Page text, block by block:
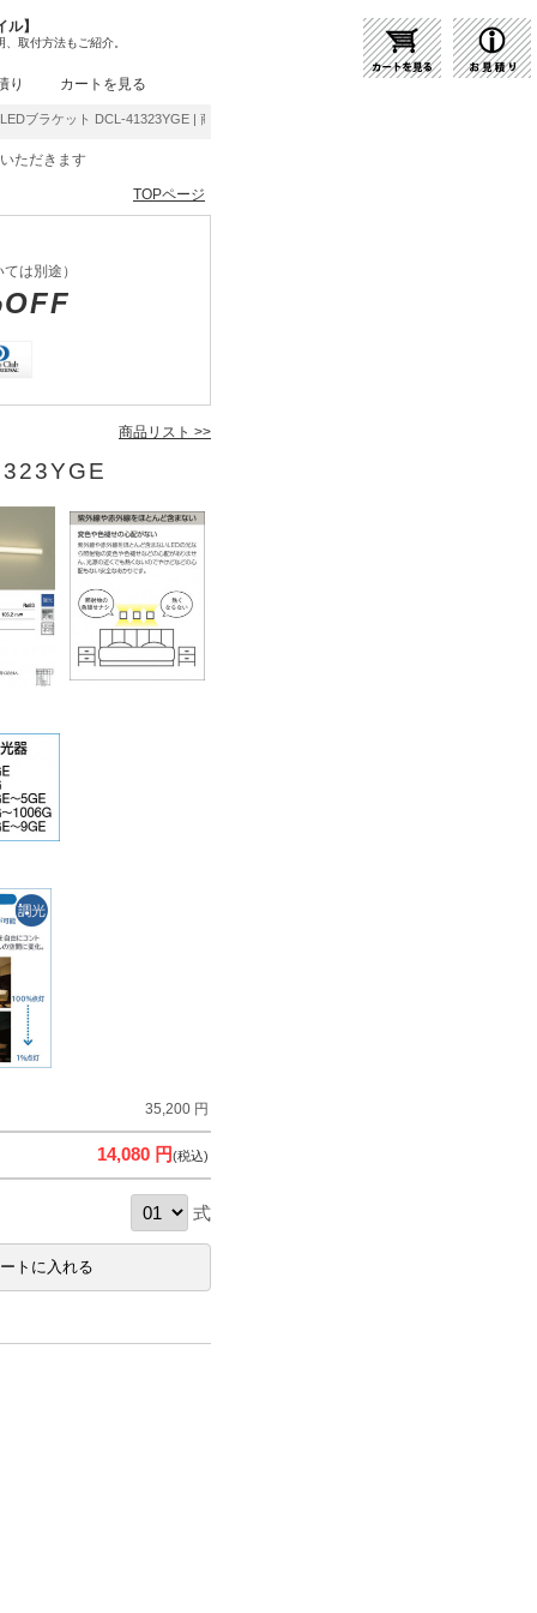
】
取付方法もご紹介。
り カートを見る
ブラケット DCL-41323YGE | 商品紹介 | 照明器具の通販・インテリア照明の通信販売【
ただきます
TOPページ
は別途）
商品リスト >>
35,200 円
14,080 円(税込)
式